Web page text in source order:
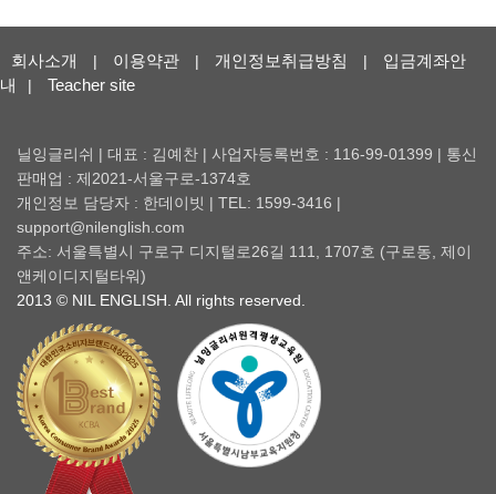
회사소개 | 이용약관 | 개인정보취급방침 |
입금계좌안
내
| Teacher site
닐잉글리쉬 | 대표 : 김예찬 | 사업자등록번호 : 116-99-01399 | 통신
판매업 : 제2021-서울구로-1374호
개인정보 담당자 : 한데이빗 | TEL: 1599-3416 |
support@nilenglish.com
주소: 서울특별시 구로구 디지털로26길 111, 1707호 (구로동, 제이
앤케이디지털타워)
2013 © NIL ENGLISH. All rights reserved.